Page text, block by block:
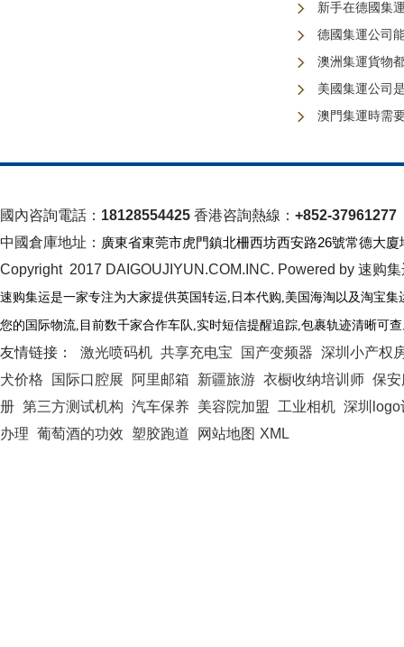
新手在德國集
德國集運公司
澳洲集運貨物
美國集運公司
澳門集運時需
國內咨詢電話： 18128554425 香港咨詢熱線： +852-37961277
中國倉庫地址： 廣東省東莞市虎門鎮北柵西坊西安路26號常德大
Copyright 2017 DAIGOUJIYUN.COM.INC. Powered by 速购
速购集运是一家专注为大家提供英国转运,日本代购,美国海淘以及淘宝集
您的国际物流, 目前数千家合作车队,实时短信提醒追踪,包裹轨迹清晰可
友情链接： 激光喷码机 共享充电宝 国产变频器 深圳小产权
犬价格
国际口腔展 阿里邮箱 新疆旅游 衣橱收纳培训师 保
册 第三方测试机构 汽车保养 美容院加盟 工业相机 深圳logo
办理 葡萄酒的功效 塑胶跑道 网站地图 XML